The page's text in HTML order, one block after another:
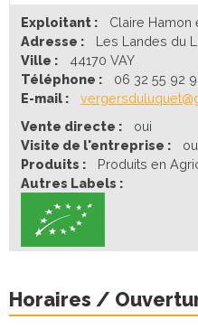
Exploitant :
Claire Hamon
Adresse :
Les Landes du
Ville :
44170 VAY
Téléphone :
06 32 55 92
E-mail :
Vente directe :
oui
Visite de l'entreprise :
Produits :
Produits en
Autres Labels :
Horaires /